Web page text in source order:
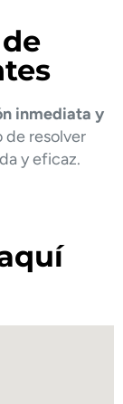
inmediata y
de resolver
y eficaz.